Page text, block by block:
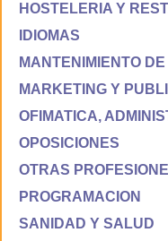
HOSTELERIA Y
IDIOMAS
MANTENIMIENTO DE
MARKETING Y
OFIMATICA,
OPOSICIONES
OTRAS
PROGRAMACION
SANIDAD Y SALUD